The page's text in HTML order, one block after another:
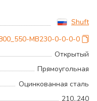
Shuft
MB230-0-0-0-0
Открытый
Прямоугольная
Оцинкованная сталь
210..240